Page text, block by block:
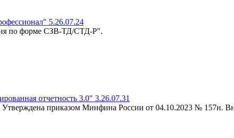
5.26.07.24
по форме СЗВ-ТД/СТД-Р".
отчетность 3.0" 3.26.07.31
Утверждена приказом Минфина России от 04.10.2023 № 157н.